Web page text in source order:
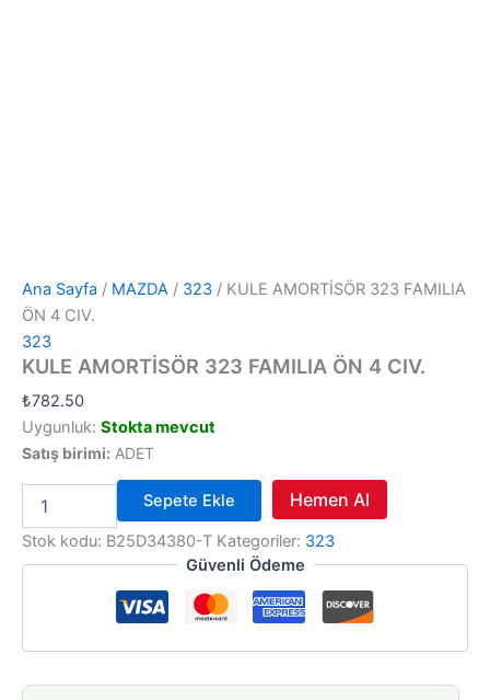
Ana Sayfa / MAZDA / 323 / KULE AMORTİSÖR 323 FAMILIA
ÖN 4 CIV.
323
KULE AMORTİSÖR 323 FAMILIA ÖN 4 CIV.
₺782.50
Uygunluk: Stokta mevcut
Satış birimi: ADET
AMORTİSÖR
323
adet
Sepete Ekle Hemen Al
Stok kodu: B25D34380-T Kategoriler: 323
Güvenli Ödeme